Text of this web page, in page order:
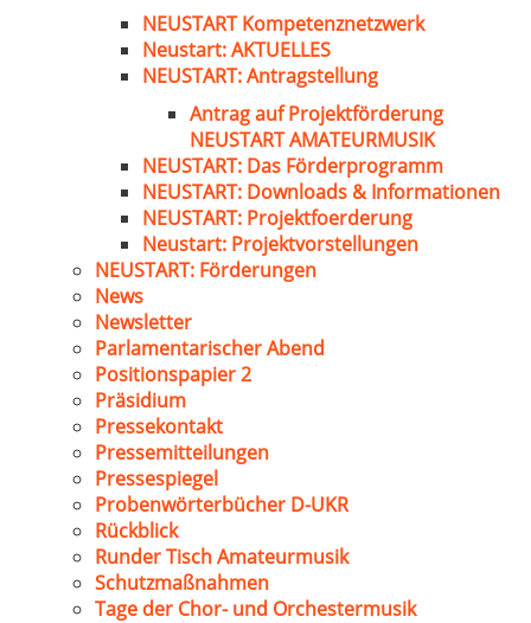
NEUSTART Kompetenznetzwerk
Neustart: AKTUELLES
NEUSTART: Antragstellung
Antrag auf Projektförderung
NEUSTART AMATEURMUSIK
NEUSTART: Das Förderprogramm
NEUSTART: Downloads & Informationen
NEUSTART: Projektfoerderung
Neustart: Projektvorstellungen
NEUSTART: Förderungen
News
Newsletter
Parlamentarischer Abend
Positionspapier 2
Präsidium
Pressekontakt
Pressemitteilungen
Pressespiegel
Probenwörterbücher D-UKR
Rückblick
Runder Tisch Amateurmusik
Schutzmaßnahmen
Tage der Chor- und Orchestermusik